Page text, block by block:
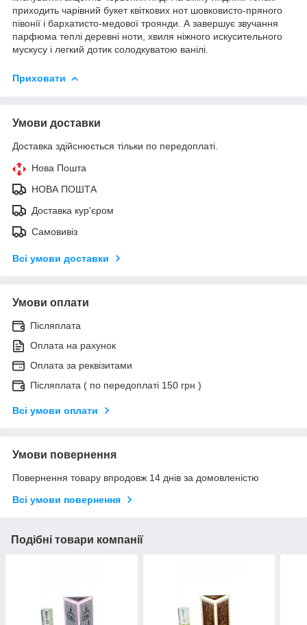
приходить чарівний букет квіткових нот шовковисто-пряного
півонії і бархатисто-медової троянди. А завершує звучання
парфюма теплі деревні ноти, хвиля ніжного искусительного
мускусу і легкий дотик солодкуватою ванілі.
Приховати
Умови доставки
Доставка здійснюється тільки по передоплаті.
Нова Пошта
НОВА ПОШТА
Доставка кур'єром
Самовивіз
Всі умови доставки
Умови оплати
Післяплата
Оплата на рахунок
Оплата за реквізитами
Післяплата ( по передоплаті 150 грн )
Всі умови оплати
Умови повернення
Повернення товару впродовж 14 днів за домовленістю
Всі умови повернення
Подібні товари компанії